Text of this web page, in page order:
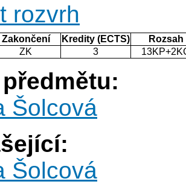
rozvrh
Zakončení Kredity (ECTS)
Rozsah
ZK 3
Šolcová
Šolcová